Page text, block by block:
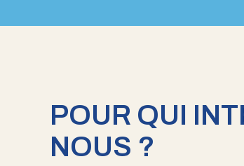
POUR QUI
NOUS ?